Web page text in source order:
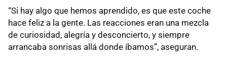
“Si hay algo que hemos aprendido, es que este coche
hace feliz a la gente. Las reacciones eran una mezcla
de curiosidad, alegría y desconcierto, y siempre
arrancaba sonrisas allá donde íbamos”, aseguran.